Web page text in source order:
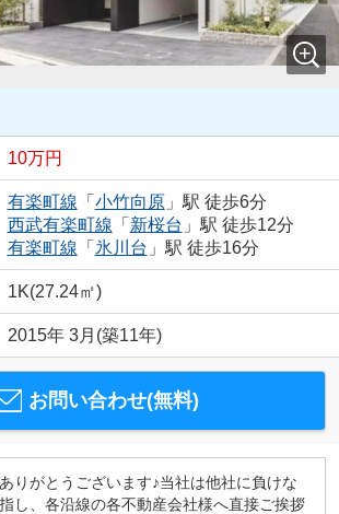
10万円
有楽町線 「 小竹向原」駅 徒歩6分
西武有楽町線 「 新桜台 」駅 徒歩12分
有楽町線 「 氷川台 」駅 徒歩16分
1K(27.24㎡)
2015年 3月(築11年)
お問い合わせ(無料)
りがとうございます♪当社は他社に負けな
し、各沿線の各不動産会社様へ直接ご挨拶